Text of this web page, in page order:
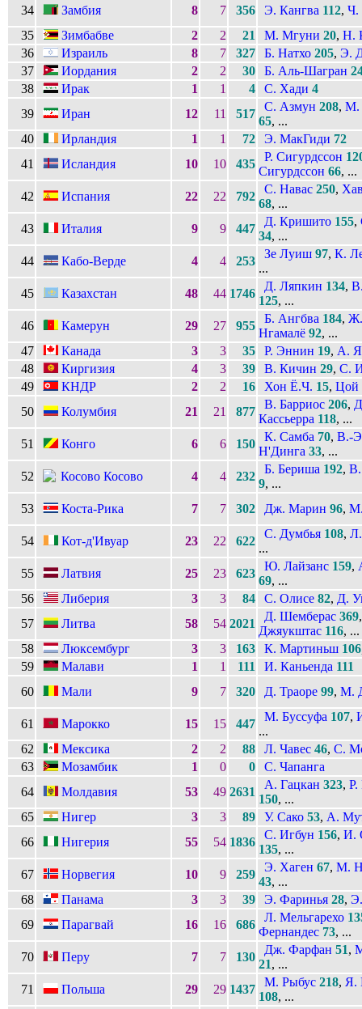
34
Замбия 8 7 356 Э. Кангва 112, Ч.
35
Зимбабве 2 2 21 М. Мгуни 20, Н.
36
Израиль 8 7 327 Б. Натхо 205, Э.
37
Иордания 2 2 30 Б. Аль-Шагран
38
Ирак 1 1 4 С. Хади 4
39
Иран 12 11 517
С. Азмун 208, М.
65, ...
40
Ирландия 1 1 72 Э. МакГиди 72
41
Исландия 10 10 435
Р. Сигурдссон
Сигурдссон 66, ...
42
Испания 22 22 792
С. Навас 250,
68, ...
43
Италия 9 9 447
Д. Кришито 155,
34, ...
44
Кабо-Верде 4 4 253
Зе Луиш 97, К.
...
45
Казахстан 48 44 1746
Д. Ляпкин 134,
125, ...
46
Камерун 29 27 955
Б. Ангбва 184,
Нгамалё 92, ...
47
Канада 3 3 35 Р. Эннин 19, А.
48
Киргизия 4 3 39 В. Кичин 29, С.
49
КНДР 2 2 16 Хон Ё.Ч. 15,
50
Колумбия 21 21 877
В. Барриос 206,
Кассьерра 118, ...
51
Конго 6 6 150
К. Самба 70, В.-
Н'Динга 33, ...
52
Косово 4 4 232
Б. Бериша 192,
9, ...
53
Коста-Рика 7 7 302 Дж. Марин 96, М.
54 Кот-д'Ивуар 23 22 622
С. Думбья 108,
...
55
Латвия 25 23 623
Ю. Лайзанс 159,
69, ...
56
Либерия 3 3 84 С. Олисе 82, Д.
57
Литва 58 54 2021
Д. Шемберас 369
Джяукштас 116, ...
58
Люксембург 3 3 163 К. Мартиньш 106
59
Малави 1 1 111 И. Каньенда 111
60
Мали 9 7 320 Д. Траоре 99, М.
61 Марокко 15 15 447
М. Буссуфа 107,
...
62
Мексика 2 2 88 Л. Чавес 46, С.
63
Мозамбик 1 0 0
С. Чапанга
64
Молдавия 53 49 2631
А. Гацкан 323, Р.
150, ...
65
Нигер 3 3 89 У. Сако 53, А.
66
Нигерия 55 54 1836
С. Игбун 156, И.
135, ...
67
Норвегия 10 9 259
Э. Хаген 67, М.
43, ...
68
Панама 3 3 39 Э. Фаринья 28,
69
Парагвай 16 16 686
Л. Мельгарехо
Фернандес 73, ...
70
Перу 7 7 130
Дж. Фарфан 51,
21, ...
71
Польша 29 29 1437
М. Рыбус 218, Я.
108, ...